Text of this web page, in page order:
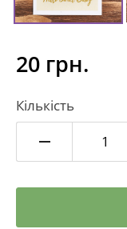
20 грн.
Кількість